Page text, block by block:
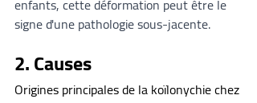
enfants, cette déformation peut être le
signe d'une pathologie sous-jacente.
2. Causes
Origines principales de la koïlonychie chez